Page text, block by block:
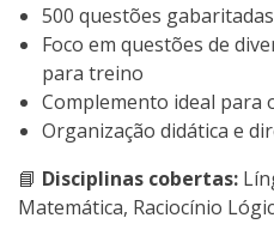
500 questões
Foco em questões de
para treino
Complemento ideal para
Organização didática e
📘 Disciplinas cobertas:
Matemática, Raciocínio